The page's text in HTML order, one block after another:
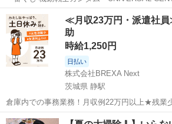
ガンダム BUSTISAN 新品・未開封品です けやき児童公園まで取りに
来ていただける方限定です。
千葉 八千代市 八千代中央駅 模型、
機動戦士ガンダム
≪月収23万円・派遣社
助
時給1,250円
日払い
株式会社BREXA Next
茨城県 静駅
倉庫内での事務業務！月収例22万円以上★残業
40代の男女活躍中！空調完備で快適作業★食堂
茨城 常陸大宮市 静駅 その他